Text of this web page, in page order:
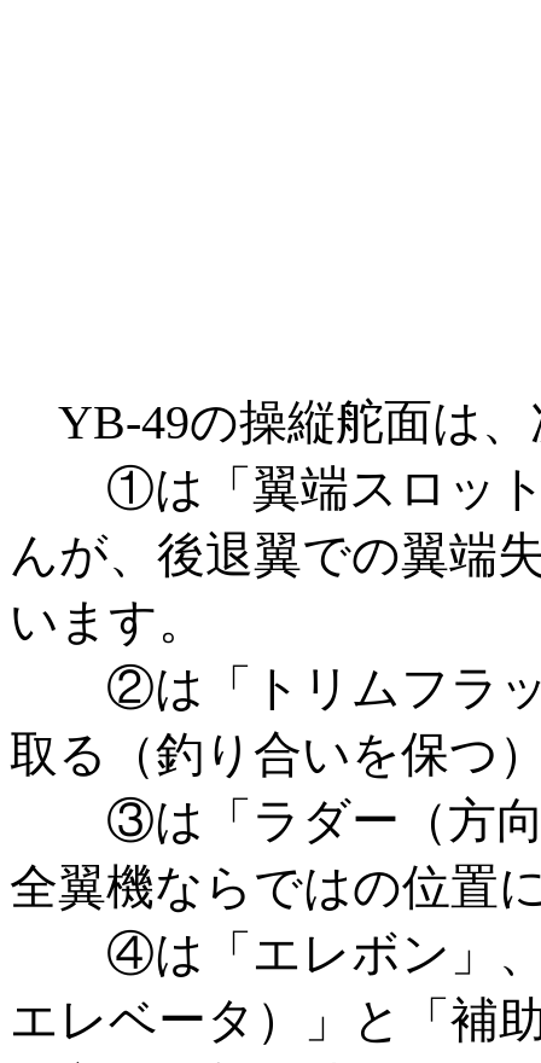
YB-49の操縦舵面は
①は「翼端スロット
んが、後退翼での翼端
います。
②は「トリムフラッ
取る（釣り合いを保つ
③は「ラダー（方向
全翼機ならではの位置
④は「エレボン」、
エレベータ）」と「補